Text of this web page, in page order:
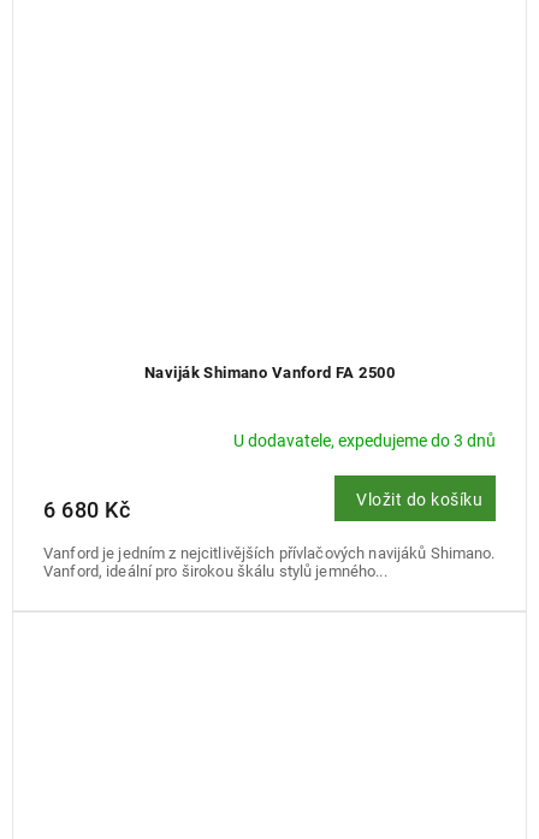
Naviják Shimano Vanford FA 2500
U dodavatele, expedujeme do 3 dnů
6 680 Kč Vložit do košíku
Vanford je jedním z nejcitlivějších přívlačových navijáků Shimano.
Vanford, ideální pro širokou škálu stylů jemného...